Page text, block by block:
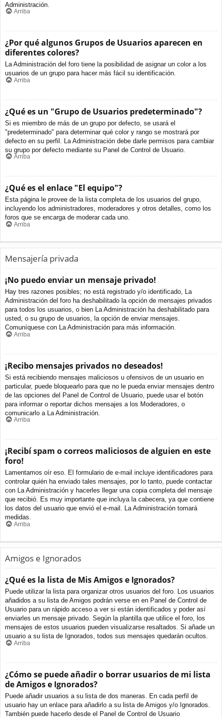
Administración.
Arriba
¿Por qué algunos Grupos de Usuarios aparecen en
diferentes colores?
La Administración del foro tiene la posibilidad de asignar un color a los
usuarios de un grupo para hacer más fácil su identificación.
Arriba
¿Qué es un "Grupo de Usuarios predeterminado"?
Si es miembro de más de un grupo por defecto, se usará el
"predeterminado" para determinar qué color y rango se mostrará por
defecto en su perfil. La Administración debe darle permisos para cambiar
su grupo por defecto mediante su Panel de Control de Usuario.
Arriba
¿Qué es el enlace "El equipo"?
Esta página le provee de la lista completa de los usuarios del grupo,
incluyendo los administradores, moderadores y otros detalles, como los
foros que se encarga de moderar cada uno.
Arriba
Mensajería privada
¡No puedo enviar un mensaje privado!
Hay tres razones posibles; no está registrado y/o identificado, La
Administración del foro ha deshabilitado la opción de mensajes privados
para todos los usuarios, o bien La Administración ha deshabilitado para
usted, o su grupo de usuarios, la opción de enviar mensajes.
Comuníquese con La Administración para más información.
Arriba
¡Recibo mensajes privados no deseados!
Si está recibiendo mensajes maliciosos u ofensivos de un usuario en
particular, puede bloquearlo para que no le pueda enviar mensajes dentro
de las opciones del Panel de Control de Usuario, puede usar el botón
para informar o reportar dichos mensajes a los Moderadores, o
comunicarlo a La Administración.
Arriba
¡Recibí spam o correos maliciosos de alguien en este
foro!
Lamentamos oír eso. El formulario de e-mail incluye identificadores para
controlar quién ha enviado tales mensajes, por lo tanto, puede contactar
con La Administración y hacerles llegar una copia completa del mensaje
que recibió. Es muy importante que incluya la cabecera, ya que contiene
los datos del usuario que envió el e-mail. La Administración tomará
medidas.
Arriba
Amigos e Ignorados
¿Qué es la lista de Mis Amigos e Ignorados?
Puede utilizar la lista para organizar otros usuarios del foro. Los usuarios
añadidos a su lista de Amigos podrán verse en en Panel de Control de
Usuario para un rápido acceso a ver si están identificados y poder así
enviarles un mensaje privado. Según la plantilla que utilice el foro, los
mensajes de estos usuarios pueden visualizarse resaltados. Si añade un
usuario a su lista de Ignorados, todos sus mensajes quedarán ocultos.
Arriba
¿Cómo se puede añadir o borrar usuarios de mi lista
de Amigos e Ignorados?
Puede añadir usuarios a su lista de dos maneras. En cada perfil de
usuario hay un enlace para añadirlo a su lista de Amigos y/o Ignorados.
También puede hacerlo desde el Panel de Control de Usuario